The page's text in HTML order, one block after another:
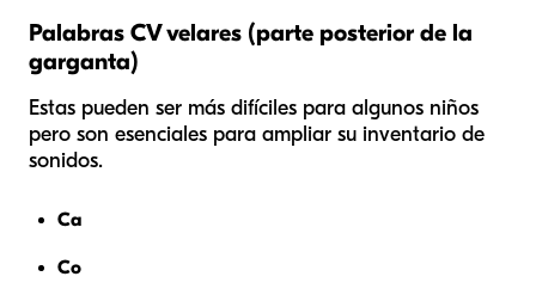
Palabras CV velares (parte posterior de la
garganta)
Estas pueden ser más difíciles para algunos niños
pero son esenciales para ampliar su inventario de
sonidos.
Ca
Co